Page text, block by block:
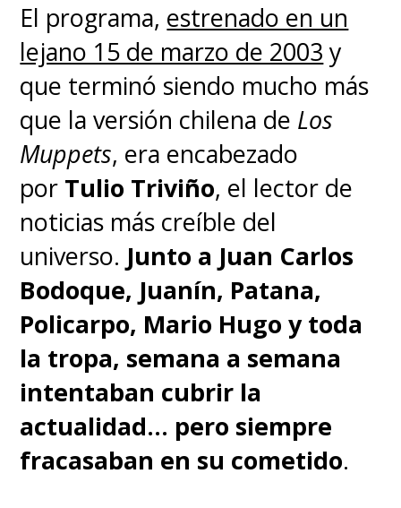
El programa, estrenado en un
lejano 15 de marzo de 2003 y
que terminó siendo mucho más
que la versión chilena de Los
Muppets, era encabezado
por Tulio Triviño, el lector de
noticias más creíble del
universo. Junto a Juan Carlos
Bodoque, Juanín, Patana,
Policarpo, Mario Hugo y toda
la tropa, semana a semana
intentaban cubrir la
actualidad... pero siempre
fracasaban en su cometido.